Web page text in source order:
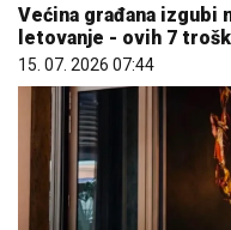
Većina građana izgubi
letovanje - ovih 7
15. 07. 2026 07:44